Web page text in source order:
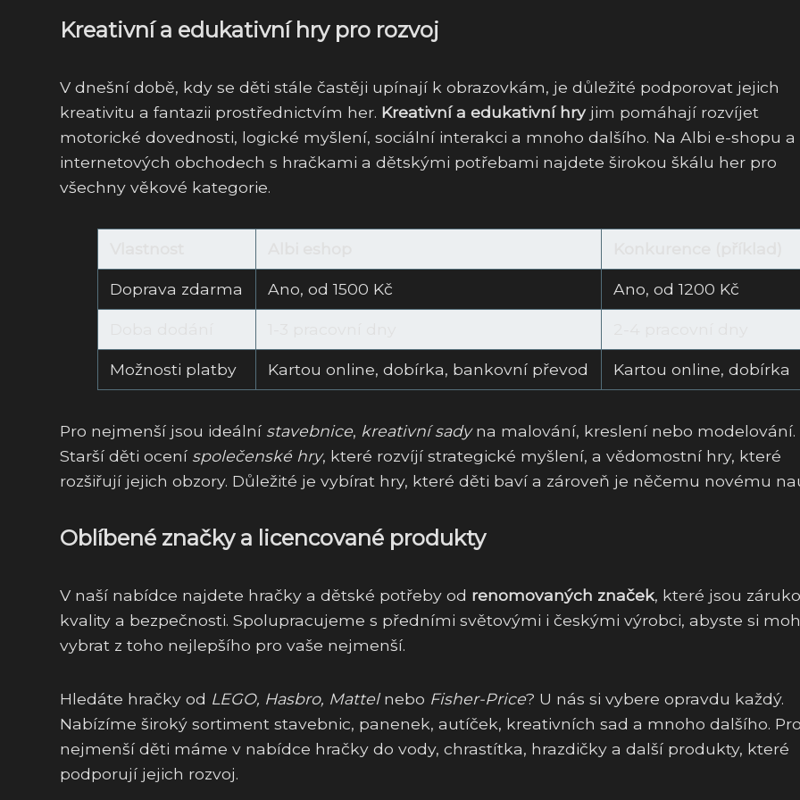
Kreativní a edukativní hry pro rozvoj
V dnešní době, kdy se děti stále častěji upínají k obrazovkám, je důležité podporovat jejich
kreativitu a fantazii prostřednictvím her. Kreativní a edukativní hryjim pomáhají rozvíjet
motorické dovednosti, logické myšlení, sociální interakci a mnoho dalšího. Na Albi e-shopu a
internetových obchodech s hračkami a dětskými potřebami najdete širokou škálu her pro
všechny věkové kategorie.
Doprava zdarma Ano, od 1500 Kč Ano, od 1200 Kč
Možnosti platby Kartou online, dobírka, bankovní převod Kartou online, dobírka
Pro nejmenší jsou ideální stavebnice, kreativní sadyna malování, kreslení nebo modelování.
Starší děti ocení společenské hry, které rozvíjí strategické myšlení, a vědomostní hry, které
rozšiřují jejich obzory. Důležité je vybírat hry, které děti baví a zároveň je něčemu novému
Oblíbené značky a licencované produkty
V naší nabídce najdete hračky a dětské potřeby od renomovaných značek, které jsou
kvality a bezpečnosti. Spolupracujeme s předními světovými i českými výrobci, abyste si
vybrat z toho nejlepšího pro vaše nejmenší.
Hledáte hračky od LEGO, Hasbro, Mattelnebo Fisher-Price? U nás si vybere opravdu každý.
Nabízíme široký sortiment stavebnic, panenek, autíček, kreativních sad a mnoho dalšího.
nejmenší děti máme v nabídce hračky do vody, chrastítka, hrazdičky a další produkty, které
podporují jejich rozvoj.